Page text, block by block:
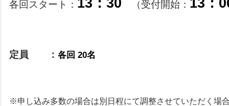
各回スタート： 13：30 （受付開始： 13：
定員 ： 各回 20名
※申し込み多数の場合は別日程にて調整させていただく場